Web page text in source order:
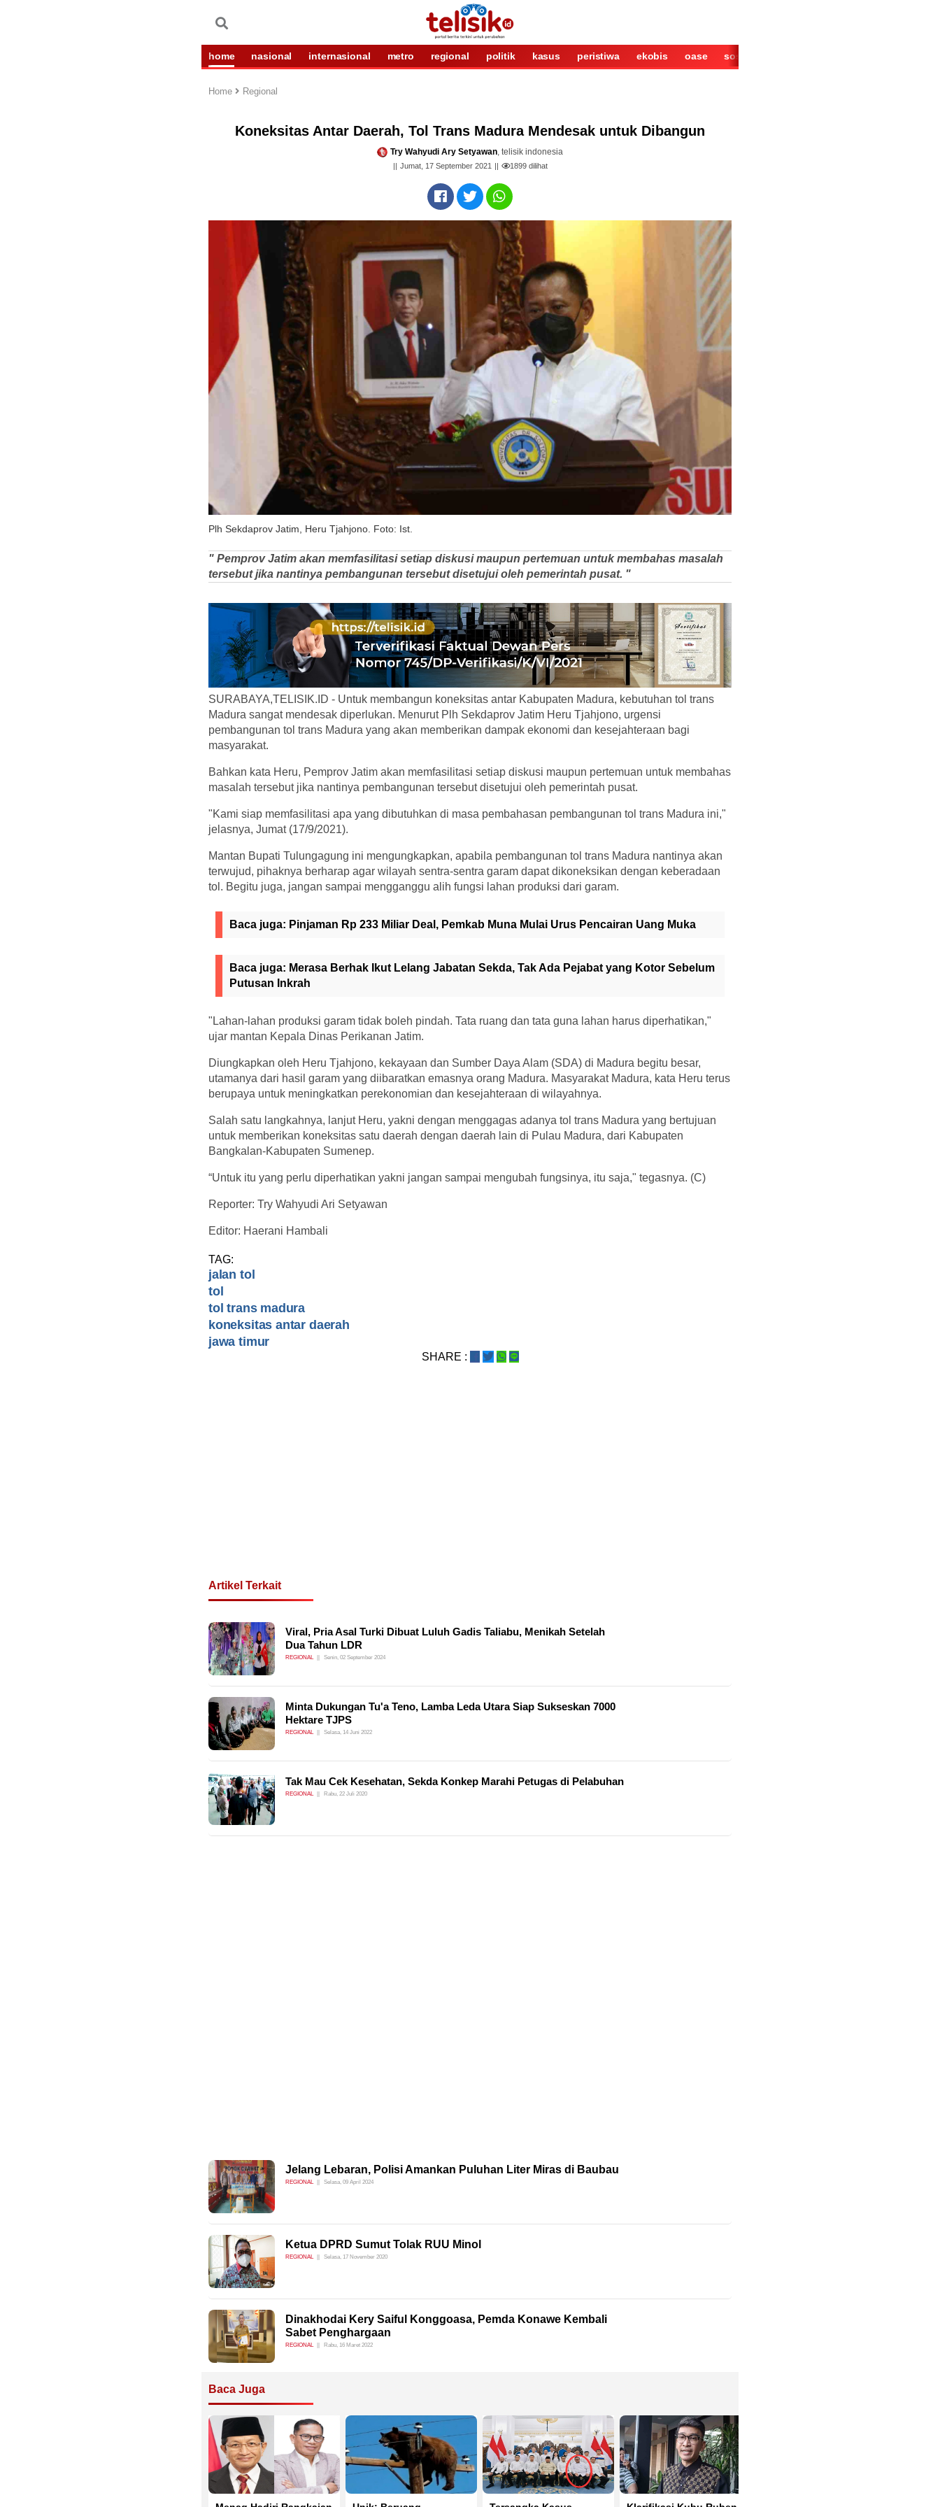
home nasional internasional metro regional politik kasus peristiwa ekobis oase sosok
Home Regional
Koneksitas Antar Daerah, Tol Trans Madura Mendesak untuk Dibangun
Try Wahyudi Ary Setyawan, telisik indonesia
Jumat, 17 September 2021 1899dilihat
Plh Sekdaprov Jatim, Heru Tjahjono. Foto: Ist.
" Pemprov Jatim akan memfasilitasi setiap diskusi maupun pertemuan untuk membahas masalah
tersebut jika nantinya pembangunan tersebut disetujui oleh pemerintah pusat. "
SURABAYA,TELISIK.ID - Untuk membangun koneksitas antar Kabupaten Madura, kebutuhan tol trans
Madura sangat mendesak diperlukan. Menurut Plh Sekdaprov Jatim Heru Tjahjono, urgensi
pembangunan tol trans Madura yang akan memberikan dampak ekonomi dan kesejahteraan bagi
masyarakat.
Bahkan kata Heru, Pemprov Jatim akan memfasilitasi setiap diskusi maupun pertemuan untuk membahas
masalah tersebut jika nantinya pembangunan tersebut disetujui oleh pemerintah pusat.
"Kami siap memfasilitasi apa yang dibutuhkan di masa pembahasan pembangunan tol trans Madura ini,"
jelasnya, Jumat (17/9/2021).
Mantan Bupati Tulungagung ini mengungkapkan, apabila pembangunan tol trans Madura nantinya akan
terwujud, pihaknya berharap agar wilayah sentra-sentra garam dapat dikoneksikan dengan keberadaan
tol. Begitu juga, jangan sampai mengganggu alih fungsi lahan produksi dari garam.
Baca juga: Pinjaman Rp 233 Miliar Deal, Pemkab Muna Mulai Urus Pencairan Uang Muka
Baca juga: Merasa Berhak Ikut Lelang Jabatan Sekda, Tak Ada Pejabat yang Kotor Sebelum
Putusan Inkrah
"Lahan-lahan produksi garam tidak boleh pindah. Tata ruang dan tata guna lahan harus diperhatikan,"
ujar mantan Kepala Dinas Perikanan Jatim.
Diungkapkan oleh Heru Tjahjono, kekayaan dan Sumber Daya Alam (SDA) di Madura begitu besar,
utamanya dari hasil garam yang diibaratkan emasnya orang Madura. Masyarakat Madura, kata Heru terus
berupaya untuk meningkatkan perekonomian dan kesejahteraan di wilayahnya.
Salah satu langkahnya, lanjut Heru, yakni dengan menggagas adanya tol trans Madura yang bertujuan
untuk memberikan koneksitas satu daerah dengan daerah lain di Pulau Madura, dari Kabupaten
Bangkalan-Kabupaten Sumenep.
“Untuk itu yang perlu diperhatikan yakni jangan sampai mengubah fungsinya, itu saja," tegasnya. (C)
Reporter: Try Wahyudi Ari Setyawan
Editor: Haerani Hambali
TAG:
jalan tol
tol
tol trans madura
koneksitas antar daerah
jawa timur
SHARE :
Artikel Terkait
Viral, Pria Asal Turki Dibuat Luluh Gadis Taliabu, Menikah Setelah
Dua Tahun LDR
REGIONAL Senin, 02 September 2024
Minta Dukungan Tu'a Teno, Lamba Leda Utara Siap Sukseskan 7000
Hektare TJPS
REGIONAL Selasa, 14 Juni 2022
Tak Mau Cek Kesehatan, Sekda Konkep Marahi Petugas di Pelabuhan
REGIONAL Rabu, 22 Juli 2020
Jelang Lebaran, Polisi Amankan Puluhan Liter Miras di Baubau
REGIONAL Selasa, 09 April 2024
Ketua DPRD Sumut Tolak RUU Minol
REGIONAL Selasa, 17 November 2020
Dinakhodai Kery Saiful Konggoasa, Pemda Konawe Kembali
Sabet Penghargaan
REGIONAL Rabu, 16 Maret 2022
Baca Juga